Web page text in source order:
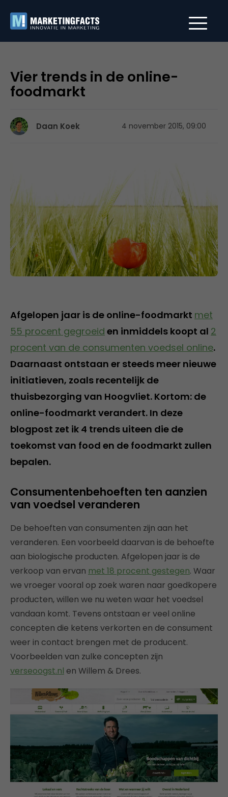
Vier trends in de online-
foodmarkt
Daan Koek 4 november 2015, 09:00
Afgelopen jaar is de online-foodmarkt met
55 procent gegroeid en inmiddels koopt al 2
procent van de consumenten voedsel online.
Daarnaast ontstaan er steeds meer nieuwe
initiatieven, zoals recentelijk de
thuisbezorging van Hoogvliet. Kortom: de
online-foodmarkt verandert. In deze
blogpost zet ik 4 trends uiteen die de
toekomst van food en de foodmarkt zullen
bepalen.
Consumentenbehoeften ten aanzien
van voedsel veranderen
De behoeften van consumenten zijn aan het
veranderen. Een voorbeeld daarvan is de behoefte
aan biologische producten. Afgelopen jaar is de
verkoop van ervan met 18 procent gestegen. Waar
we vroeger vooral op zoek waren naar goedkopere
producten, willen we nu weten waar het voedsel
vandaan komt. Tevens ontstaan er veel online
concepten die ketens verkorten en de consument
weer in contact brengen met de producent.
Voorbeelden van zulke concepten zijn
verseoogst.nl en Willem & Drees.